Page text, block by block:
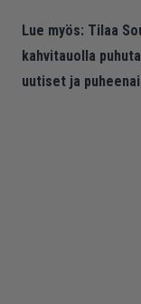
Lue myös: Tilaa
kahvitauolla
uutiset ja